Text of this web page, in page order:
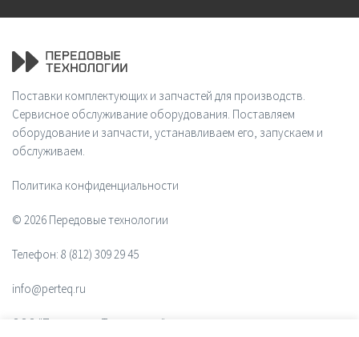
Поставки комплектующих и запчастей для производств.
Сервисное обслуживание оборудования. Поставляем
оборудование и запчасти, устанавливаем его, запускаем и
обслуживаем.
Политика конфиденциальности
© 2026 Передовые технологии
Телефон: 8 (812) 309 29 45
info@perteq.ru
ООО "Передовые Технологии"